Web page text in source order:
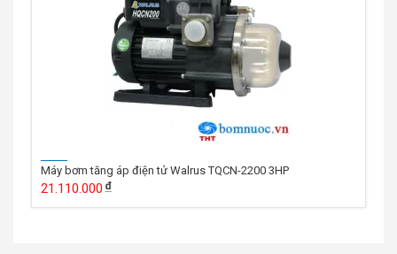
Máy bơm tăng áp điện tử Walrus TQCN-2200 3HP
21.110.000